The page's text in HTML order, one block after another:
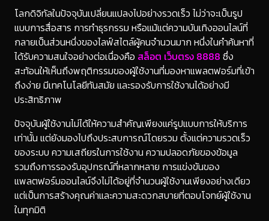
โลกดิจิทัลในปัจจุบันเปลี่ยนแปลงไปอย่างรวดเร็ว ไม่ว่าจะเป็นรูป
แบบการสื่อสาร การทำธุรกรรม หรือแม้แต่ความบันเทิงออนไลน์ที่
กลายเป็นส่วนหนึ่งของไลฟ์สไตล์ผู้คนจำนวนมาก หนึ่งในคำค้นหาที่
ได้รับความสนใจอย่างต่อเนื่องคือ สล็อต เว็บตรง 8888 ซึ่ง
สะท้อนให้เห็นถึงพฤติกรรมของผู้ใช้งานที่มองหาแพลตฟอร์มที่เข้า
ถึงง่าย มีเทคโนโลยีทันสมัย และรองรับการใช้งานได้อย่างมี
ประสิทธิภาพ
ปัจจุบันผู้ใช้งานไม่ได้ให้ความสำคัญเพียงแค่รูปแบบการให้บริการ
เท่านั้น แต่ยังมองไปถึงประสบการณ์โดยรวม ตั้งแต่ความรวดเร็ว
ของระบบ ความเสถียรในการใช้งาน ความปลอดภัยของข้อมูล
รวมถึงการรองรับอุปกรณ์ที่หลากหลาย การแข่งขันของ
แพลตฟอร์มออนไลน์จึงไม่ได้อยู่ที่จำนวนผู้ใช้งานเพียงอย่างเดียว
แต่เป็นการสร้างคุณค่าและความสะดวกสบายที่ตอบโจทย์ผู้ใช้งาน
ในทุกมิติ